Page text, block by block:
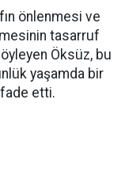
önlenmesi ve
tasarruf
Öksüz, bu
yaşamda bir
etti.